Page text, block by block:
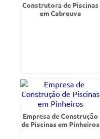
Construtora de Piscinas
em Cabreuva
Empresa de Construção
de Piscinas em Pinheiros